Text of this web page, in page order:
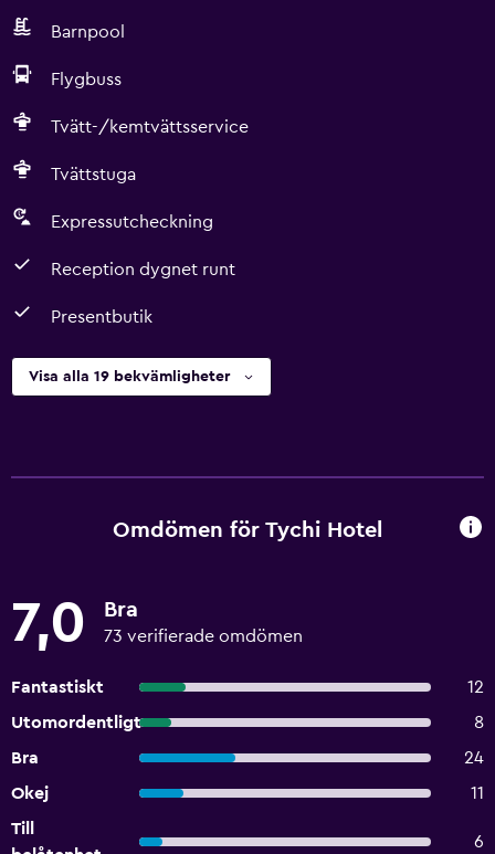
Barnpool
Flygbuss
Tvätt-/kemtvättsservice
Tvättstuga
Expressutcheckning
Reception dygnet runt
Presentbutik
Visa alla 19 bekvämligheter
Omdömen för Tychi Hotel
7,0 Bra
73 verifierade omdömen
Fantastiskt
12
Utomordentligt
8
Bra
24
Okej
11
Till
6